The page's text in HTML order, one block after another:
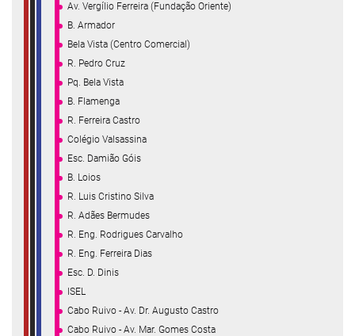
Av. Vergílio Ferreira (Fundação Oriente)
B. Armador
Bela Vista (Centro Comercial)
R. Pedro Cruz
Pq. Bela Vista
B. Flamenga
R. Ferreira Castro
Colégio Valsassina
Esc. Damião Góis
B. Loios
R. Luis Cristino Silva
R. Adães Bermudes
R. Eng. Rodrigues Carvalho
R. Eng. Ferreira Dias
Esc. D. Dinis
ISEL
Cabo Ruivo - Av. Dr. Augusto Castro
Cabo Ruivo - Av. Mar. Gomes Costa